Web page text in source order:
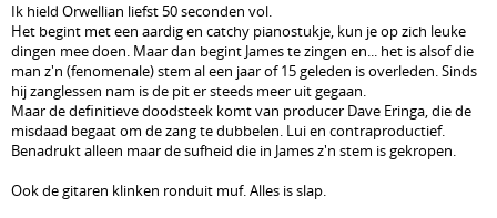
Ik hield Orwellian liefst 50 seconden vol.
Het begint met een aardig en catchy pianostukje, kun je op zich leuke
dingen mee doen. Maar dan begint James te zingen en... het is alsof die
man z'n (fenomenale) stem al een jaar of 15 geleden is overleden. Sinds
hij zanglessen nam is de pit er steeds meer uit gegaan.
Maar de definitieve doodsteek komt van producer Dave Eringa, die de
misdaad begaat om de zang te dubbelen. Lui en contraproductief.
Benadrukt alleen maar de sufheid die in James z'n stem is gekropen.
Ook de gitaren klinken ronduit muf. Alles is slap.